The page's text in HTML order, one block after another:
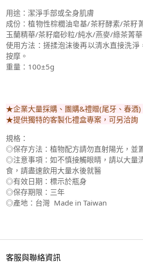
用途：潔淨手部或全身肌膚
成份：植物性棕櫚油皂基/茶籽酵素/茶籽
玉蘭精華/茶籽磨砂粒/純水/燕麥/綠茶菁華
使用方法：搓揉泡沫後再以清水直接洗淨
按摩。
重量：100±5g
★企業大量採購、團購&禮贈(尾牙、春酒)
★提供獨特的客製化禮盒專案，可另洽詢
規格：
◎保存方法：植物配方請勿直射陽光，並
◎注意事項：如不慎接觸眼睛，請以大量
食，請盡速飲用大量水後就醫
◎有效日期：標示於瓶身
◎保存期限：三年
◎產地：台灣 Made in Taiwan
客服與聯絡資訊